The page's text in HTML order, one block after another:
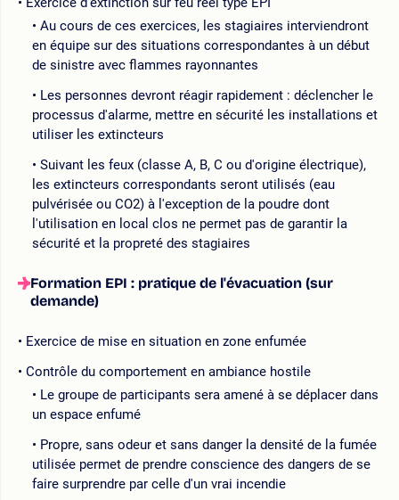
Au cours de ces exercices, les stagiaires interviendront
en équipe sur des situations correspondantes à un début
de sinistre avec flammes rayonnantes
Les personnes devront réagir rapidement : déclencher le
processus d'alarme, mettre en sécurité les installations et
utiliser les extincteurs
Suivant les feux (classe A, B, C ou d'origine électrique),
les extincteurs correspondants seront utilisés (eau
pulvérisée ou CO2) à l'exception de la poudre dont
l'utilisation en local clos ne permet pas de garantir la
sécurité et la propreté des stagiaires
Formation EPI : pratique de l'évacuation (sur
demande)
Exercice de mise en situation en zone enfumée
Contrôle du comportement en ambiance hostile
Le groupe de participants sera amené à se déplacer dans
un espace enfumé
Propre, sans odeur et sans danger la densité de la fumée
utilisée permet de prendre conscience des dangers de se
faire surprendre par celle d'un vrai incendie